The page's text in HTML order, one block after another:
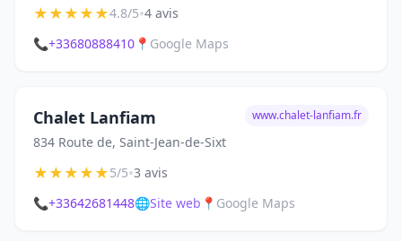
★★★★★4.8/5•4 avis
📞+33680888410 📍 Google Maps
Chalet Lanfiam
834 Route de, Saint-Jean-de-Sixt
www.chalet-lanfiam.fr
★★★★★5/5•3 avis
📞+33642681448🌐Site web 📍 Google Maps